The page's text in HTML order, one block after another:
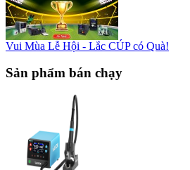
Vui Mùa Lễ Hội - Lắc CÚP có Quà!
Sản phẩm bán chạy